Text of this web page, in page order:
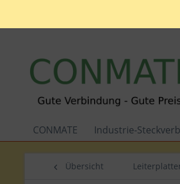
CONMATE Industrie-
Übersicht